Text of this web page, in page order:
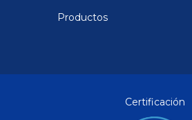
Productos
Certificación